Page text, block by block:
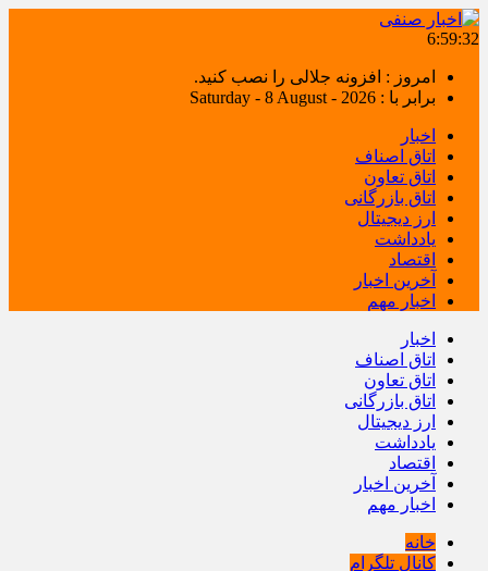
6:59:33
امروز : افزونه جلالی را نصب کنید.
برابر با : Saturday - 8 August - 2026
اخبار
اتاق اصناف
اتاق تعاون
اتاق بازرگانی
ارز دیجیتال
یادداشت
اقتصاد
آخرین اخبار
اخبار مهم
اخبار
اتاق اصناف
اتاق تعاون
اتاق بازرگانی
ارز دیجیتال
یادداشت
اقتصاد
آخرین اخبار
اخبار مهم
خانه
کانال تلگرام